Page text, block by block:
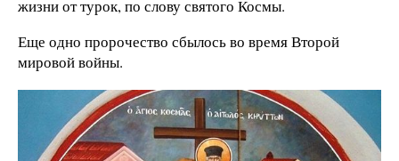
жизни от турок, по слову святого Космы.
Еще одно пророчество сбылось во время Второй
мировой войны.